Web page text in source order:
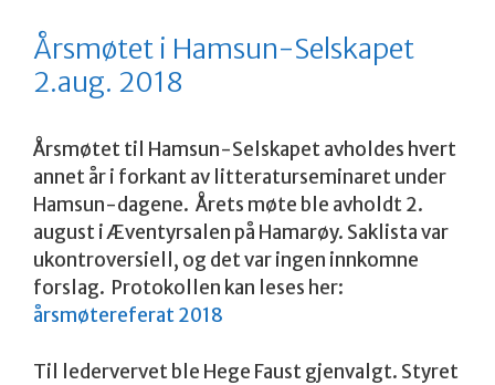
Årsmøtet i Hamsun-Selskapet
2.aug. 2018
Årsmøtet til Hamsun-Selskapet avholdes hvert
annet år i forkant av litteraturseminaret under
Hamsun-dagene. Årets møte ble avholdt 2.
august i Æventyrsalen på Hamarøy. Saklista var
ukontroversiell, og det var ingen innkomne
forslag. Protokollen kan leses her:
årsmøtereferat 2018
Til ledervervet ble Hege Faust gjenvalgt. Styret